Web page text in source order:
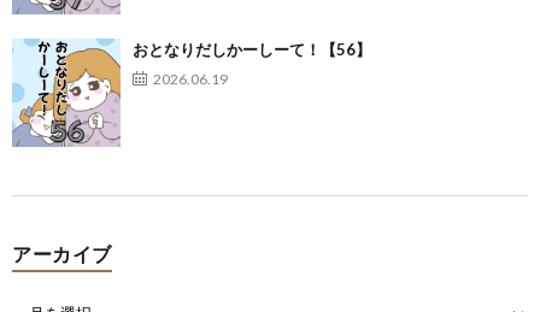
おとなりだしかーしーて！【56】
2026.06.19
アーカイブ